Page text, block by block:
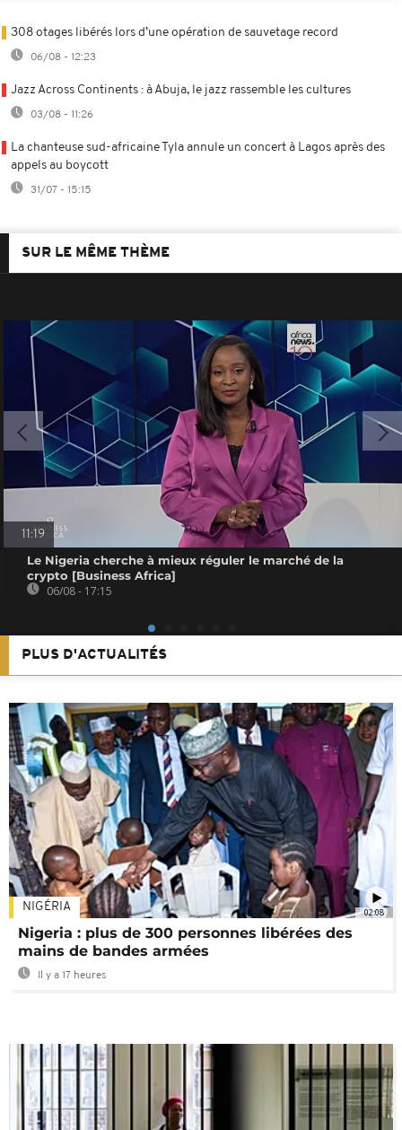
308 otages libérés lors d’une opération de sauvetage record
06/08 - 12:23
Jazz Across Continents : à Abuja, le jazz rassemble les cultures
03/08 - 11:26
La chanteuse sud-africaine Tyla annule un concert à Lagos après des
appels au boycott
31/07 - 15:15
SUR LE MÊME THÈME
11:19
Le Nigeria cherche à mieux réguler le marché de la
crypto [Business Africa]
06/08 - 17:15
PLUS D'ACTUALITÉS
02:08
NIGÉRIA
Nigeria : plus de 300 personnes libérées des
mains de bandes armées
Il y a 17 heures